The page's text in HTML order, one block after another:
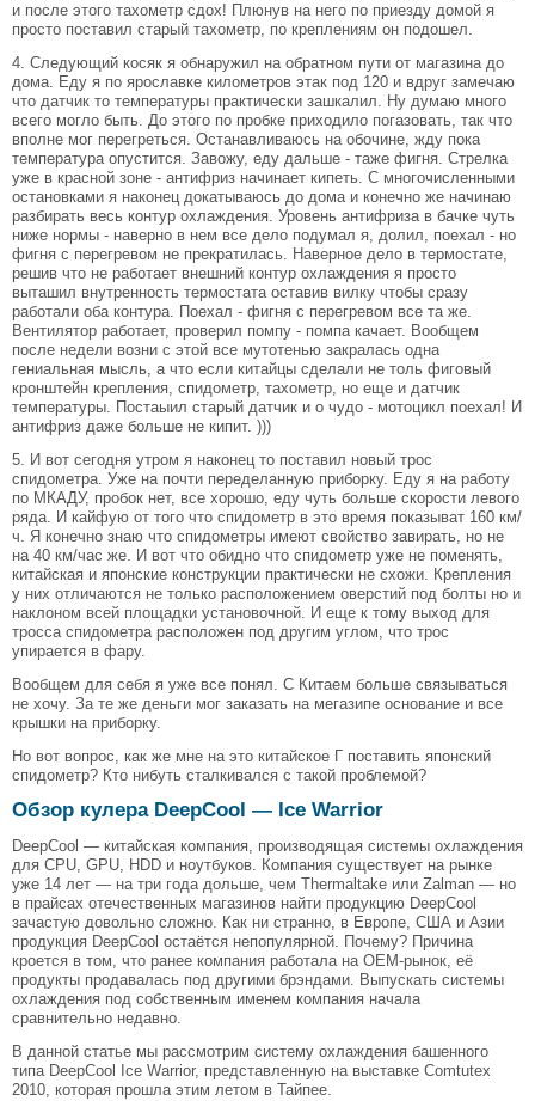
и после этого тахометр сдох! Плюнув на него по приезду домой я
просто поставил старый тахометр, по креплениям он подошел.
4. Следующий косяк я обнаружил на обратном пути от магазина до
дома. Еду я по ярославке километров этак под 120 и вдруг замечаю
что датчик то температуры практически зашкалил. Ну думаю много
всего могло быть. До этого по пробке приходило погазовать, так что
вполне мог перегреться. Останавливаюсь на обочине, жду пока
температура опустится. Завожу, еду дальше - таже фигня. Стрелка
уже в красной зоне - антифриз начинает кипеть. С многочисленными
остановками я наконец докатываюсь до дома и конечно же начинаю
разбирать весь контур охлаждения. Уровень антифриза в бачке чуть
ниже нормы - наверно в нем все дело подумал я, долил, поехал - но
фигня с перегревом не прекратилась. Наверное дело в термостате,
решив что не работает внешний контур охлаждения я просто
выташил внутренность термостата оставив вилку чтобы сразу
работали оба контура. Поехал - фигня с перегревом все та же.
Вентилятор работает, проверил помпу - помпа качает. Вообщем
после недели возни с этой все мутотенью закралась одна
гениальная мысль, а что если китайцы сделали не толь фиговый
кронштейн крепления, спидометр, тахометр, но еще и датчик
температуры. Постаыил старый датчик и о чудо - мотоцикл поехал! И
антифриз даже больше не кипит. )))
5. И вот сегодня утром я наконец то поставил новый трос
спидометра. Уже на почти переделанную приборку. Еду я на работу
по МКАДУ, пробок нет, все хорошо, еду чуть больше скорости левого
ряда. И кайфую от того что спидометр в это время показыват 160 км/
ч. Я конечно знаю что спидометры имеют свойство завирать, но не
на 40 км/час же. И вот что обидно что спидометр уже не поменять,
китайская и японские конструкции практически не схожи. Крепления
у них отличаются не только расположением оверстий под болты но и
наклоном всей площадки установочной. И еще к тому выход для
тросса спидометра расположен под другим углом, что трос
упирается в фару.
Вообщем для себя я уже все понял. С Китаем больше связываться
не хочу. За те же деньги мог заказать на мегазипе основание и все
крышки на приборку.
Но вот вопрос, как же мне на это китайское Г поставить японский
спидометр? Кто нибуть сталкивался с такой проблемой?
Обзор кулера DeepCool — Ice Warrior
DeepCool — китайская компания, производящая системы охлаждения
для CPU, GPU, HDD и ноутбуков. Компания существует на рынке
уже 14 лет — на три года дольше, чем Thermaltake или Zalman — но
в прайсах отечественных магазинов найти продукцию DeepCool
зачастую довольно сложно. Как ни странно, в Европе, США и Азии
продукция DeepCool остаётся непопулярной. Почему? Причина
кроется в том, что ранее компания работала на OEM-рынок, её
продукты продавалась под другими брэндами. Выпускать системы
охлаждения под собственным именем компания начала
сравнительно недавно.
В данной статье мы рассмотрим систему охлаждения башенного
типа DeepCool Ice Warrior, представленную на выставке Comtutex
2010, которая прошла этим летом в Тайпее.